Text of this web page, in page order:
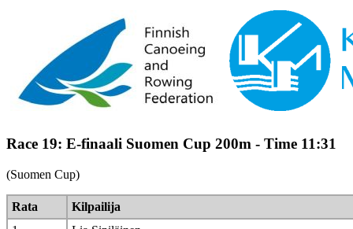
Race 19: E-finaali Suomen Cup 200m - Time 11:31
(Suomen Cup)
Rata
Kilpailija